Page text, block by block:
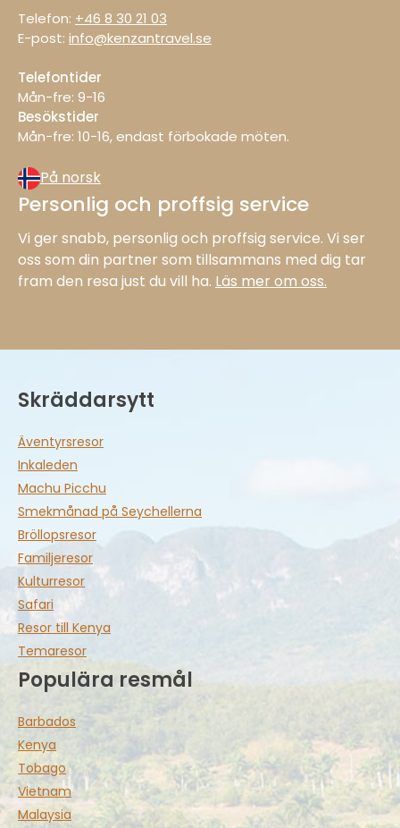
Telefon: +46 8 30 21 03
E-post: info@kenzantravel.se
Telefontider
Mån-fre: 9−16
Besökstider
Mån−fre: 10−16, endast förbokade möten.
På norsk
Personlig och proffsig service
Vi ger snabb, personlig och proffsig service. Vi ser
oss som din partner som tillsammans med dig tar
fram den resa just du vill ha. Läs mer om oss.
Skräddarsytt
Äventyrsresor
Inkaleden
Machu Picchu
Smekmånad på Seychellerna
Bröllopsresor
Familjeresor
Kulturresor
Safari
Resor till Kenya
Temaresor
Populära resmål
Barbados
Kenya
Tobago
Vietnam
Malaysia